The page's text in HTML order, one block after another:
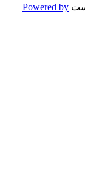
Powered by